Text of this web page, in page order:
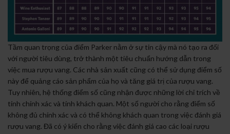
Tầm quan trọng của điểm Parker nằm ở sự tin cậy mà nó tạo ra đối
với người tiêu dùng, trở thành một tiêu chuẩn hướng dẫn trong
việc mua rượu vang. Các nhà sản xuất cũng có thể sử dụng điểm số
này để quảng cáo sản phẩm của họ và tăng giá trị của rượu vang.
Tuy nhiên, hệ thống điểm số cũng nhận được những lời chỉ trích về
tính chính xác và tính khách quan. Một số người cho rằng điểm số
không đủ chính xác và có thể không khách quan trong việc đánh giá
rượu vang. Đã có ý kiến cho rằng việc đánh giá cao các loại rượu